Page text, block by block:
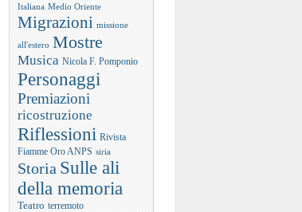
Italiana Medio Oriente
Migrazioni missione
all'estero Mostre
Musica Nicola F. Pomponio
Personaggi
Premiazioni
ricostruzione
Riflessioni Rivista
Fiamme Oro ANPS siria
Storia Sulle ali
della memoria
Teatro terremoto